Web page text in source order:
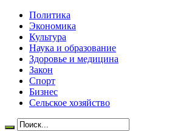
Политика
Экономика
Культура
Наука и образование
Здоровье и медицина
Закон
Спорт
Бизнес
Сельское хозяйство